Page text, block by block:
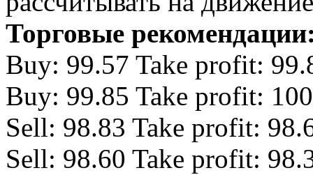
Торговые
Buy: 99.57 Take profit:
Buy: 99.85 Take profit:
Sell: 98.83 Take profit:
Sell: 98.60 Take profit: